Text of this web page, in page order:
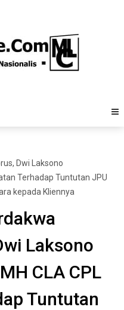
Dwi Laksono
Terhadap Tuntutan JPU
kepada Kliennya
Laksono
CLA CPL
Tuntutan